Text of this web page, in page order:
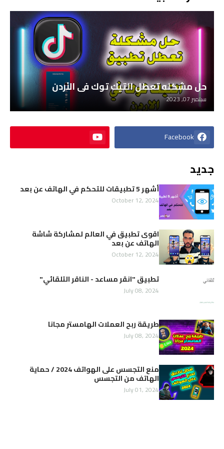
حل مشكله تعطل التيك توك في الأردن
سبتمبر 07, 2023
Facebook
جديد
أشهر 5 تطبيقات للتحكم في الهاتف عن بعد
October 12, 2024
اقوى تطبيق في العالم لمشاركة شاشة
الهاتف عن بعد
October 12, 2024
تطبيق "انقر مساعد - الناقر التلقائي"
July 08, 2024
طريقة ربح العملات الهامستر مجانا
July 08, 2024
منع التجسس على الهواتف 2024 / حماية
الهاتف من التجسس
July 01, 2024